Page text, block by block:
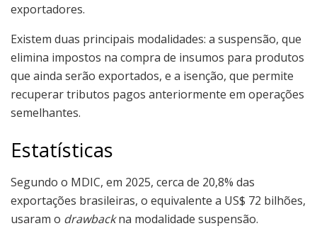
exportadores.
Existem duas principais modalidades: a suspensão, que
elimina impostos na compra de insumos para produtos
que ainda serão exportados, e a isenção, que permite
recuperar tributos pagos anteriormente em operações
semelhantes.
Estatísticas
Segundo o MDIC, em 2025, cerca de 20,8% das
exportações brasileiras, o equivalente a US$ 72 bilhões,
usaram o drawbackna modalidade suspensão.